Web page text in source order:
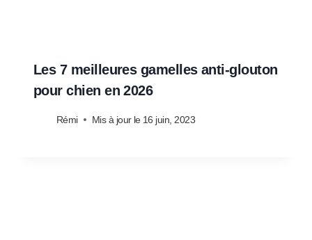
Les 7 meilleures gamelles anti-glouton
pour chien en 2026
Rémi Mis à jour le 16 juin, 2023